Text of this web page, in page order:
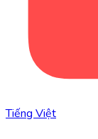
Tiếng Việt